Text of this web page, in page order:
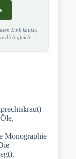
Link kaufst,
dich gleich.
Monographie